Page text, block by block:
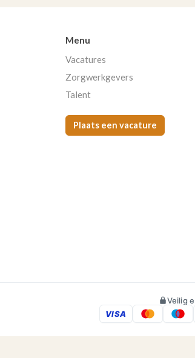
Menu
Vacatures
Zorgwerkgevers
Talent
Plaats een vacature
Veilig
VISA